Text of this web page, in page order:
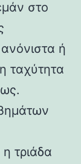
στο
ή
ταχύτητα
τριάδα